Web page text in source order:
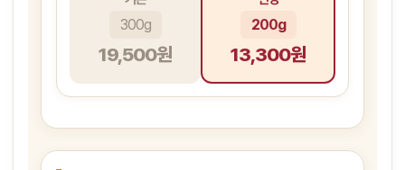
19,500원
300g
13,300원
200g